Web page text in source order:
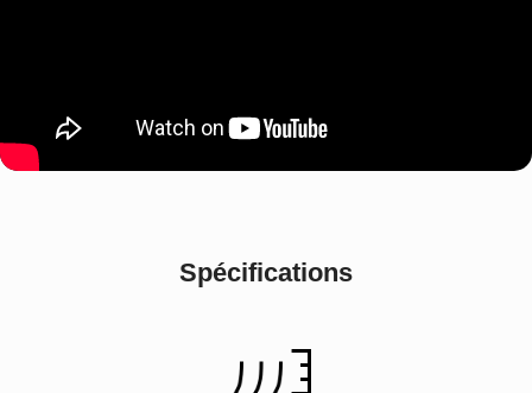
Spécifications